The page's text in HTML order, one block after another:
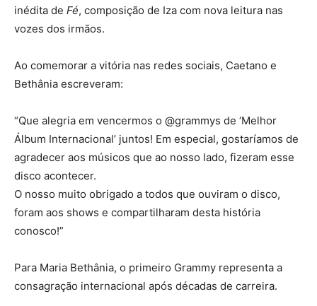
inédita de Fé, composição de Iza com nova leitura nas
vozes dos irmãos.
Ao comemorar a vitória nas redes sociais, Caetano e
Bethânia escreveram:
“Que alegria em vencermos o @grammys de ‘Melhor
Álbum Internacional’ juntos! Em especial, gostaríamos de
agradecer aos músicos que ao nosso lado, fizeram esse
disco acontecer.
O nosso muito obrigado a todos que ouviram o disco,
foram aos shows e compartilharam desta história
conosco!”
Para Maria Bethânia, o primeiro Grammy representa a
consagração internacional após décadas de carreira.